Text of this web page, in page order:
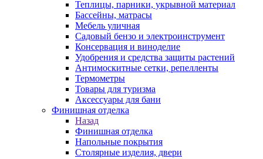
Теплицы, парники, укрывной материал
Бассейны, матрасы
Мебель уличная
Садовый бензо и электроинструмент
Консервация и виноделие
Удобрения и средства защиты растений
Антимоскитные сетки, репелленты
Термометры
Товары для туризма
Аксессуары для бани
Финишная отделка
Назад
Финишная отделка
Напольные покрытия
Столярные изделия, двери